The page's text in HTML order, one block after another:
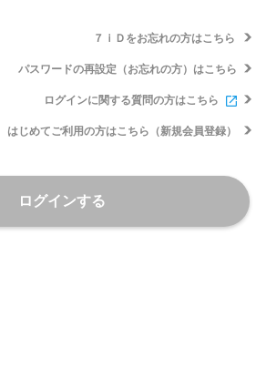
７ｉＤをお忘れの方はこちら
パスワードの再設定（お忘れの方）はこちら
ログインに関する質問の方はこちら
はじめてご利用の方はこちら（新規会員登録）
ログインする